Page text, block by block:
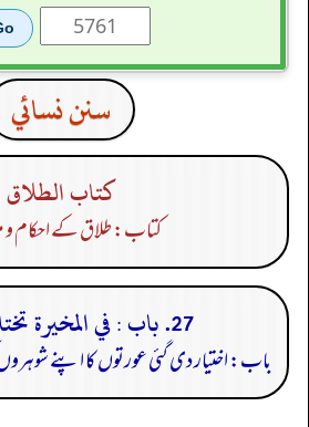
سنن نسائي
كتاب الطلاق
کتاب: طلاق کے احکام
27. باب : في المخيرة تختار زوجها
باب: اختیار دی گئی عورتوں کا اپنے شوہروں